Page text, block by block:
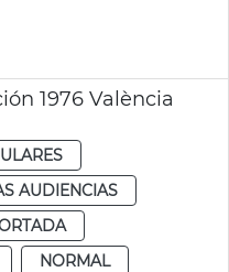
1976 València
AUDIENCIAS
NORMAL